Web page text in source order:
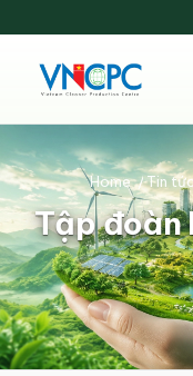
Tập đoàn
Home /Tin